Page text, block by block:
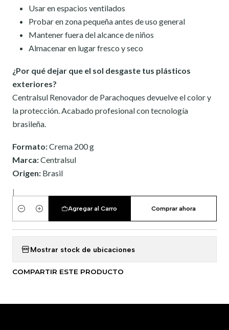
Usar en espacios ventilados
Probar en zona pequeña antes de uso general
Mantener fuera del alcance de niños
Almacenar en lugar fresco y seco
¿Por qué dejar que el sol desgaste tus plásticos
exteriores?
Centralsul Renovador de Parachoques devuelve el color y
la protección. Acabado profesional con tecnología
brasileña.
Formato:Crema 200 g
Marca:Centralsul
Origen: Brasil
Cantidad
Agregar al Carro Comprar ahora
Mostrar stock de ubicaciones
COMPARTIR ESTE PRODUCTO